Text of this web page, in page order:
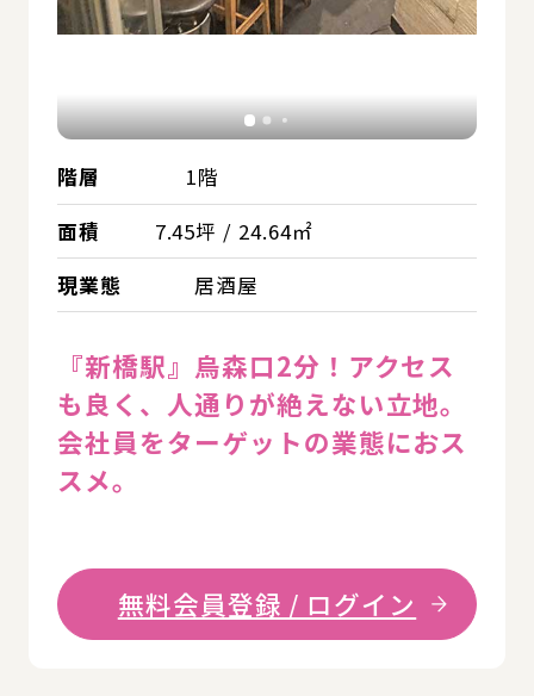
階層
1階
面積
7.45坪 / 24.64㎡
現業態
居酒屋
『新橋駅』烏森口2分！アクセス
も良く、人通りが絶えない立地。
会社員をターゲットの業態におス
スメ。
無料会員登録 / ログイン